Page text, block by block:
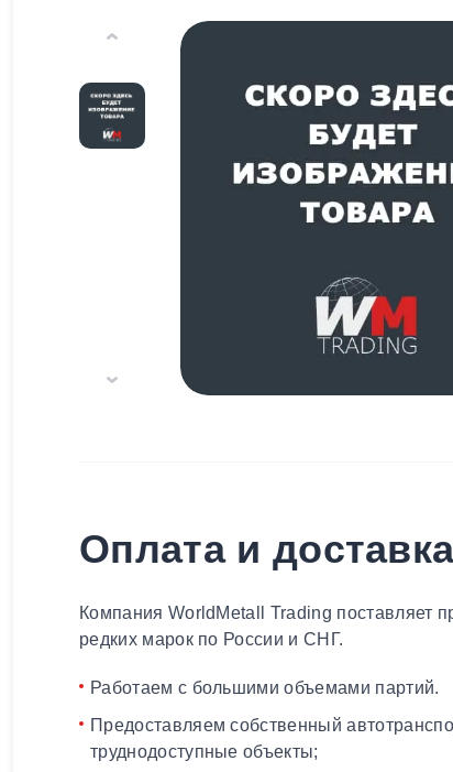
Оплата и
Компания WorldMetall Trading поставляет
редких марок по России и СНГ.
Работаем с большими объемами партий.
Предоставляем собственный
труднодоступные объекты;